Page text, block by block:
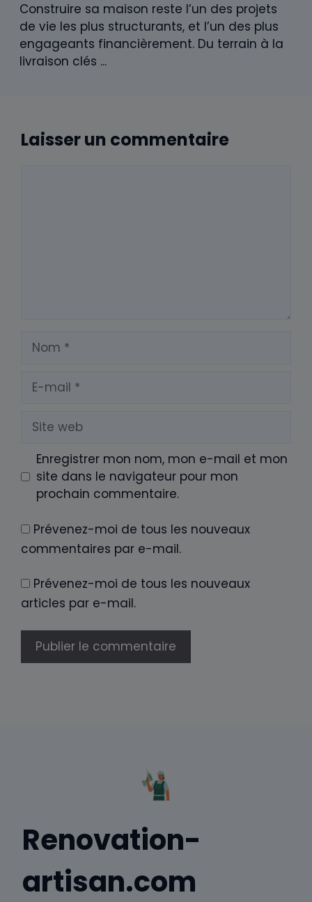
Construire sa maison reste l’un des projets
de vie les plus structurants, et l’un des plus
engageants financièrement. Du terrain à la
livraison clés ...
Laisser un commentaire
Nom
mail
Site
web
Enregistrer mon nom, mon e-mail et mon
site dans le navigateur pour mon
prochain commentaire.
Prévenez-moi de tous les nouveaux
commentaires par e-mail.
Prévenez-moi de tous les nouveaux
articles par e-mail.
Renovation-
artisan.com